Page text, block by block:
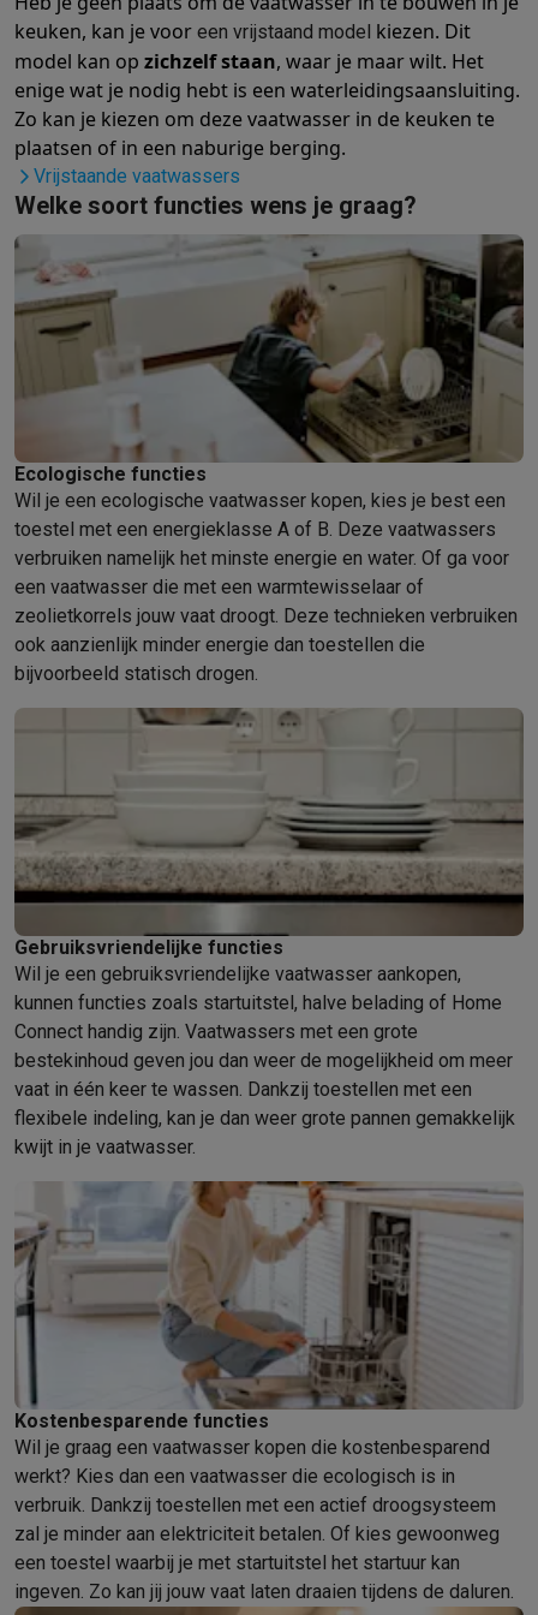
PlayStationPlayStation 5PS5 gamesPS4 gamesPlaystation
NintendoNintendo Switch 2Nintendo Switch gamesNintendo
XboxXbox gamesXbox controllersXbox headsetsXbox
PC gamingGaming laptopsGaming PCGaming monitors
Gaming setupGaming headsetsGaming microfoons
Gaming consoles
Smart home & devices
Smartwatches
SmartwatchesActivity Trackers
Opladers
Mobiliteit Elektrische steps DashcamsGPS CoyoteElektrische
Veiligheid & bescherming
Bewakingscamera's Alarmsystemen
Contactloos betalen
BetaalterminalsAccessoires SumUp
Omgeving & comfortVerlichtingPlug & play zonnepanelen
Entertainment
Smart speakersGoogle TV Streamer
Slimme vaatwassersSlimme
Huishouden & gezondheid
Slimme wasmachinesSlimme
Eco producten
Ecocheques
Info ecochequesAlle eco producten Alle eco promoties
Refurbished
Refurbished smartphones Refurbished tablets Refurbished
Huishouden
Wasmachines met ecocheques
Kleine keukentoestellen
Kleine keukentoestellen met ecocheques Koffiemachines
Airco
Airco's met ecocheques
TV & audio
TV met ecochequesBluetooth speakers met ecocheques
Multimedia & telefonie
Smartphones met ecochequesTablets met ecocheques
Transport
Elektrische steps met ecocheques
Eco initiatieven
ImpactEnergie besparen Recycleer je oud elektro
Info & acties
SoldenAlle soldendeals Solden op groot elektro Solden op
ActiesDeals van het moment
Gratis leveringLaagste prijsgarantie
Installatie aan huis
Groot elektro installatie Inbouw installatie
Betalingsmogelijkheden
Gift cardEcochequesKopen op
Klantenservice
Herstelling van je toestel
Controleer jouw
Groot elektro & inbouw
Vind jouw ideale wasmachine
Beauty & gezondheidHuishoudenKeuken
Kies jouw ideale TVEen speaker voor elke
Sport & Ontspanning
Hoe kies je een smartwatch?
Outlet
Outlet Alle outlet dealsOutlet multimedia & telefonieOutlet
keuken, kan je voor een vrijstaand model kiezen. Dit
model kan op zichzelf staan, waar je maar wilt. Het
enige wat je nodig hebt is een waterleidingsaansluiting.
Zo kan je kiezen om deze vaatwasser in de keuken te
plaatsen of in een naburige berging.
Vrijstaande vaatwassers
Welke soort functies wens je graag?
Ecologische functies
Wil je een ecologische vaatwasser kopen, kies je best een
toestel met een energieklasse A of B. Deze vaatwassers
verbruiken namelijk het minste energie en water. Of ga voor
een vaatwasser die met een warmtewisselaar of
zeolietkorrels jouw vaat droogt. Deze technieken verbruiken
ook aanzienlijk minder energie dan toestellen die
bijvoorbeeld statisch drogen.
Gebruiksvriendelijke functies
Wil je een gebruiksvriendelijke vaatwasser aankopen,
kunnen functies zoals startuitstel, halve belading of Home
Connect handig zijn. Vaatwassers met een grote
bestekinhoud geven jou dan weer de mogelijkheid om meer
vaat in één keer te wassen. Dankzij toestellen met een
flexibele indeling, kan je dan weer grote pannen gemakkelijk
kwijt in je vaatwasser.
Kostenbesparende functies
Wil je graag een vaatwasser kopen die kostenbesparend
werkt? Kies dan een vaatwasser die ecologisch is in
verbruik. Dankzij toestellen met een actief droogsysteem
zal je minder aan elektriciteit betalen. Of kies gewoonweg
een toestel waarbij je met startuitstel het startuur kan
ingeven. Zo kan jij jouw vaat laten draaien tijdens de daluren.